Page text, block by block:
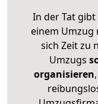
In der Tat gibt
einem Umzug
sich Zeit zu
Umzugs
organisieren